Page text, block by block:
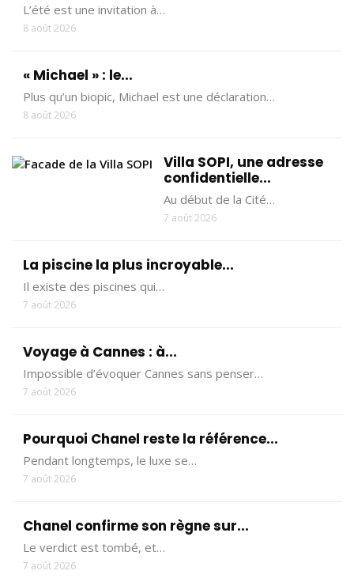
L’été est une invitation à…
8 août 2026
« Michael » : le...
Plus qu’un biopic, Michael est une déclaration…
8 août 2026
Villa SOPI, une adresse
confidentielle...
Au début de la Cité…
7 août 2026
La piscine la plus incroyable...
Il existe des piscines qui…
7 août 2026
Voyage à Cannes : à...
Impossible d’évoquer Cannes sans penser…
7 août 2026
Pourquoi Chanel reste la référence...
Pendant longtemps, le luxe se…
7 août 2026
Chanel confirme son règne sur...
Le verdict est tombé, et…
7 août 2026